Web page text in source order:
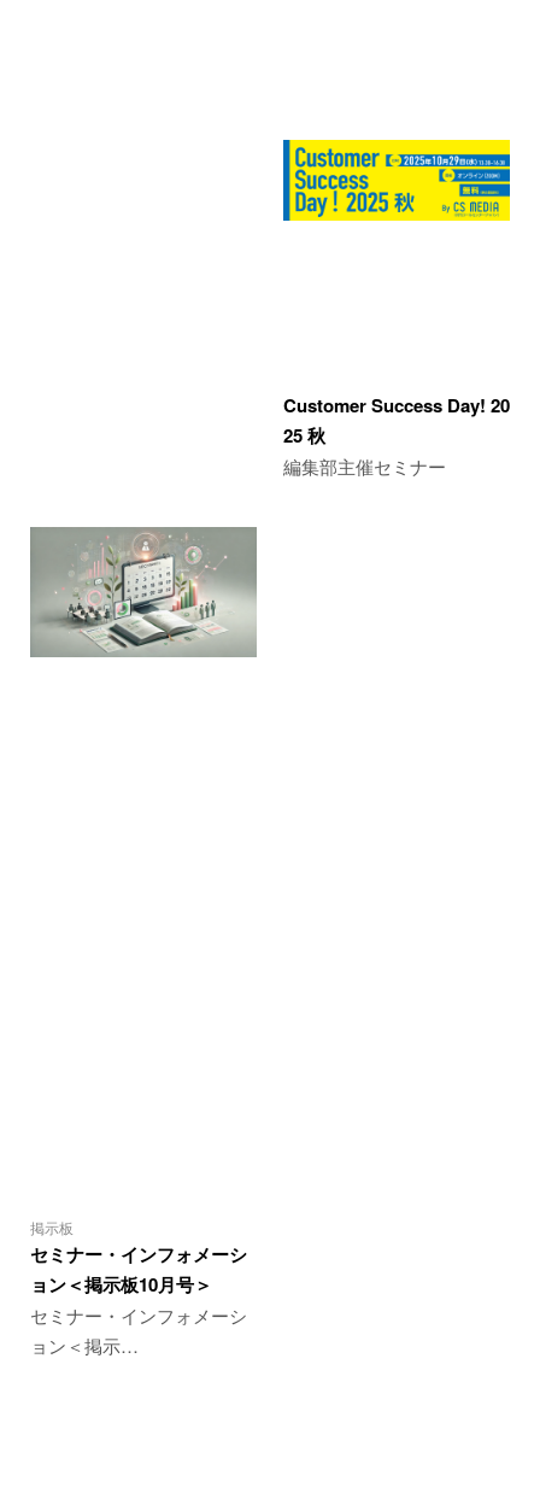
掲示板
セミナー・インフォメーシ
ョン＜掲示板10月号＞
セミナー・インフォメーシ
ョン＜掲示…
Customer Success Day! 20
25 秋
編集部主催セミナー